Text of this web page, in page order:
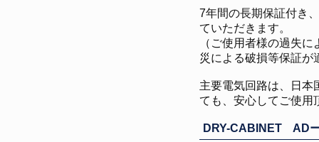
7年間の長期保証付き
ていただきます。
（ご使用者様の過失
災による破損等保証が
主要電気回路は、日本
ても、安心してご使用
DRY-CABINET AD